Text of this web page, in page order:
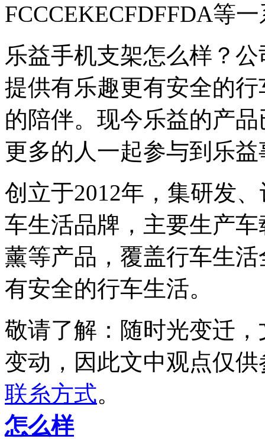
FCCCEKECFDFFDA等
乐益手机支架怎么样？
提供有乐趣更有安全的
的陪伴。现今乐益的产
更多的人一起参与到乐益
创立于2012年，集研发
车生活品牌，主要生产
薰等产品，覆盖行车生
有安全的行车生活。
敬请了解 ：随时光变迁
变动，因此文中观点仅供
联糸方式。
怎么样